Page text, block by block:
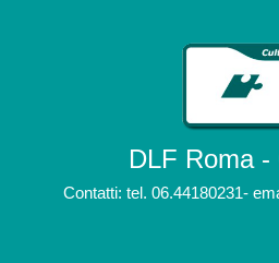
DLF Roma -
Contatti: tel. 06.44180231-